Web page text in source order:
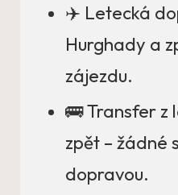
✈️ Letecká
Hurghady a
zájezdu.
🚌 Transfer z
zpět – žádné
dopravou.